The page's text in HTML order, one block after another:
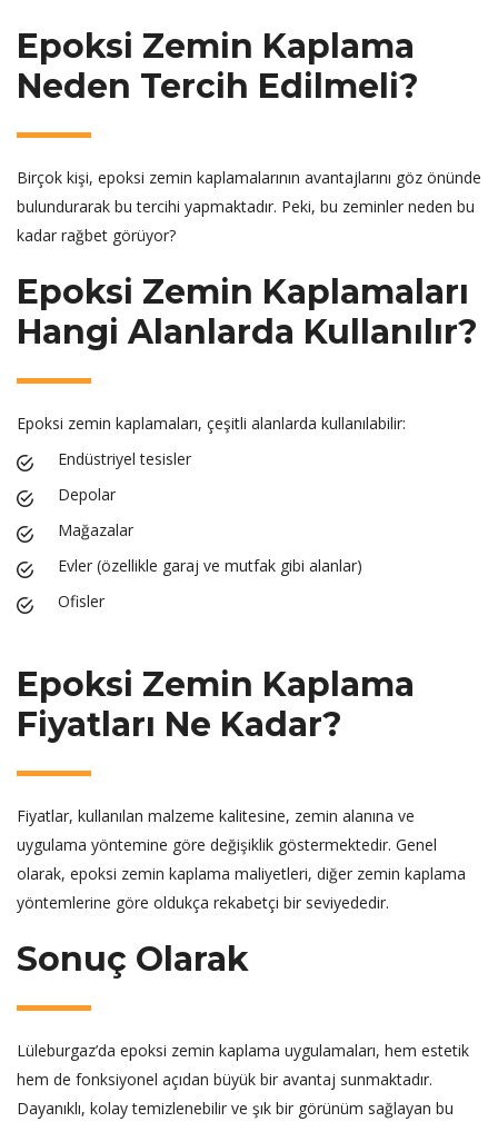
Epoksi Zemin Kaplama
Neden Tercih Edilmeli?
Birçok kişi, epoksi zemin kaplamalarının avantajlarını göz önünde
bulundurarak bu tercihi yapmaktadır. Peki, bu zeminler neden bu
kadar rağbet görüyor?
Epoksi Zemin Kaplamaları
Hangi Alanlarda Kullanılır?
Epoksi zemin kaplamaları, çeşitli alanlarda kullanılabilir:
Endüstriyel tesisler
Depolar
Mağazalar
Evler (özellikle garaj ve mutfak gibi alanlar)
Ofisler
Epoksi Zemin Kaplama
Fiyatları Ne Kadar?
Fiyatlar, kullanılan malzeme kalitesine, zemin alanına ve
uygulama yöntemine göre değişiklik göstermektedir. Genel
olarak, epoksi zemin kaplama maliyetleri, diğer zemin kaplama
yöntemlerine göre oldukça rekabetçi bir seviyededir.
Sonuç Olarak
Lüleburgaz’da epoksi zemin kaplama uygulamaları, hem estetik
hem de fonksiyonel açıdan büyük bir avantaj sunmaktadır.
Dayanıklı, kolay temizlenebilir ve şık bir görünüm sağlayan bu